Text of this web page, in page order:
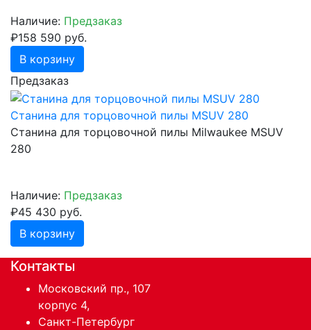
Наличие: Предзаказ
₽158 590 руб.
В корзину
Предзаказ
Станина для торцовочной пилы MSUV 280
Станина для торцовочной пилы Milwaukee MSUV
280
Наличие: Предзаказ
₽45 430 руб.
В корзину
Контакты
Московский пр., 107
корпус 4,
Санкт-Петербург